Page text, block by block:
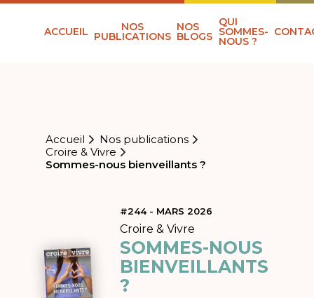
ACCUEIL NOS
PUBLICATIONS
NOS
BLOGS
QUI
SOMMES-
NOUS ?
Accueil
Nos publications
Croire & Vivre
Sommes-nous bienveillants ?
#244 - MARS 2026
Croire & Vivre
SOMMES-NOUS
BIENVEILLANTS
?